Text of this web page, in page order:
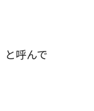
と呼んで